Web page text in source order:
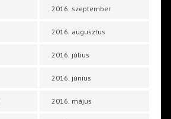
2016. szeptember
2016. augusztus
2016. július
2016. június
2016. május